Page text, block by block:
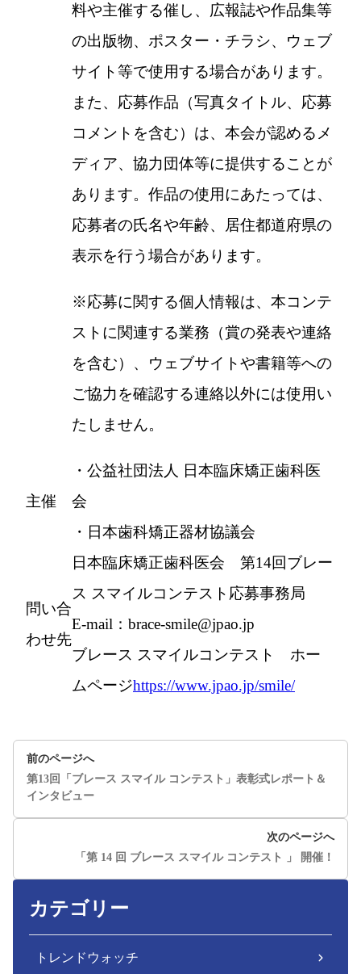
料や主催する催し、広報誌や作品集等
の出版物、ポスター・チラシ、ウェブ
サイト等で使用する場合があります。
また、応募作品（写真タイトル、応募
コメントを含む）は、本会が認めるメ
ディア、協力団体等に提供することが
あります。作品の使用にあたっては、
応募者の氏名や年齢、居住都道府県の
表示を行う場合があります。
※応募に関する個人情報は、本コンテ
ストに関連する業務（賞の発表や連絡
を含む）、ウェブサイトや書籍等への
ご協力を確認する連絡以外には使用い
たしません。
主催
・公益社団法人 日本臨床矯正歯科医
会
・日本歯科矯正器材協議会
問い合
わせ先
日本臨床矯正歯科医会 第14回ブレー
ス スマイルコンテスト応募事務局
E-mail：brace-smile@jpao.jp
ブレース スマイルコンテスト ホー
ムページhttps://www.jpao.jp/smile/
前のページへ
第13回「ブレース スマイル コンテスト」表彰式レポート＆
インタビュー
次のページへ
「第 14 回 ブレース スマイル コンテスト 」 開催！
カテゴリー
トレンドウォッチ